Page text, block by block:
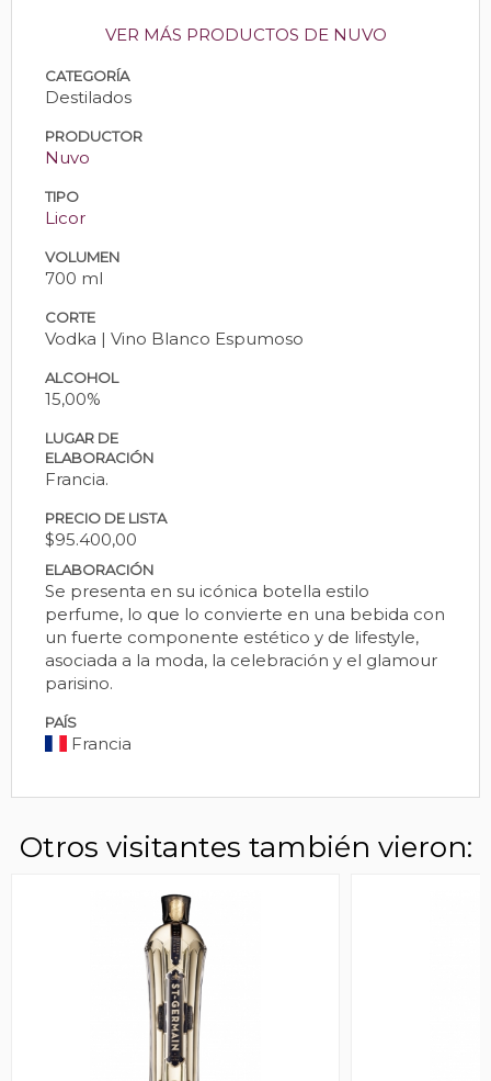
VER MÁS PRODUCTOS DE NUVO
CATEGORÍA
Destilados
PRODUCTOR
Nuvo
TIPO
Licor
VOLUMEN
700 ml
CORTE
Vodka | Vino Blanco Espumoso
ALCOHOL
15,00%
LUGAR DE
ELABORACIÓN
Francia.
PRECIO DE LISTA
$95.400,00
ELABORACIÓN
Se presenta en su icónica botella estilo
perfume, lo que lo convierte en una bebida con
un fuerte componente estético y de lifestyle,
asociada a la moda, la celebración y el glamour
parisino.
PAÍS
Francia
Otros visitantes también vieron: